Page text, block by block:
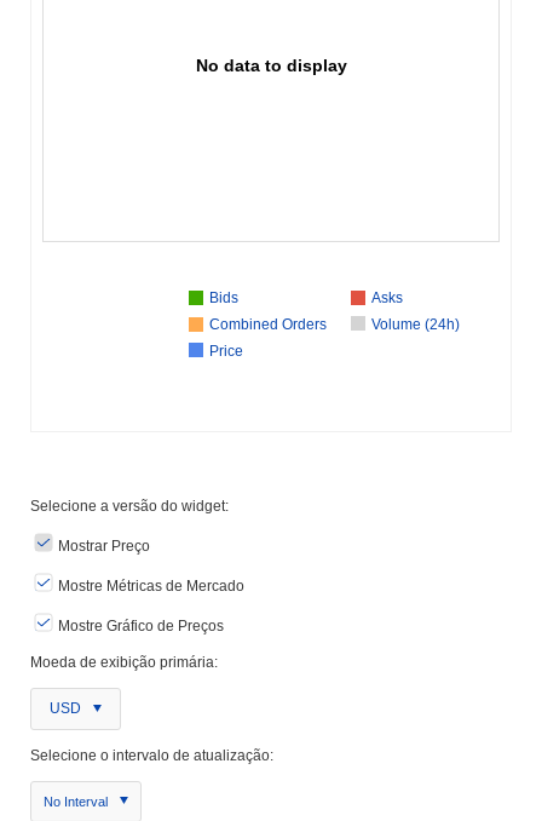
No data to display
Bids
Asks
Combined Orders
Volume (24h)
Price
Selecione a versão do widget:
Mostrar Preço
Mostre Métricas de Mercado
Mostre Gráfico de Preços
Moeda de exibição primária:
USD
Selecione o intervalo de atualização:
No Interval